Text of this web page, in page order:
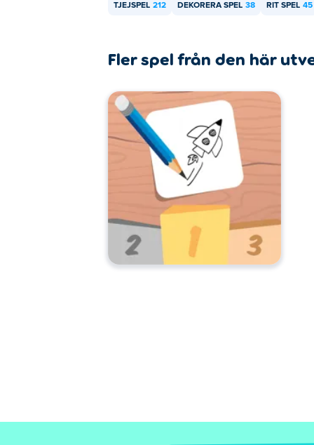
TJEJSPEL 212 DEKORERA SPEL 38 RIT SPEL 45
Fler spel från den här